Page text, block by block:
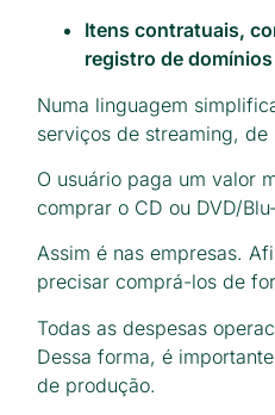
Itens contratuais,
registro de
Numa linguagem
serviços de streaming,
O usuário paga um valor
comprar o CD ou DVD/
Assim é nas empresas.
precisar comprá-los de
Todas as despesas
Dessa forma, é
de produção.